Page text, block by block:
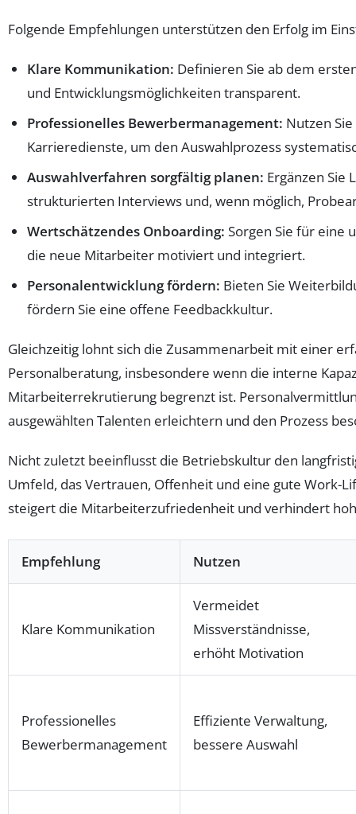
Folgende Empfehlungen unterstützen den Erfolg im
Klare Kommunikation: Definieren Sie ab dem
und Entwicklungsmöglichkeiten transparent.
Professionelles Bewerbermanagement: Nutzen
Karrieredienste, um den Auswahlprozess
Auswahlverfahren sorgfältig planen: Ergänzen Sie
strukturierten Interviews und, wenn möglich,
Wertschätzendes Onboarding: Sorgen Sie für eine
die neue Mitarbeiter motiviert und integriert.
Personalentwicklung fördern: Bieten Sie
fördern Sie eine offene Feedbackkultur.
Gleichzeitig lohnt sich die Zusammenarbeit mit einer
Personalberatung, insbesondere wenn die interne
Mitarbeiterrekrutierung begrenzt ist.
ausgewählten Talenten erleichtern und den Prozess
Nicht zuletzt beeinflusst die Betriebskultur den
Umfeld, das Vertrauen, Offenheit und eine gute Work-
steigert die Mitarbeiterzufriedenheit und verhindert
Empfehlung Nutzen
Klare Kommunikation
Vermeidet
Missverständnisse,
erhöht Motivation
Professionelles
Bewerbermanagement
Effiziente Verwaltung,
bessere Auswahl